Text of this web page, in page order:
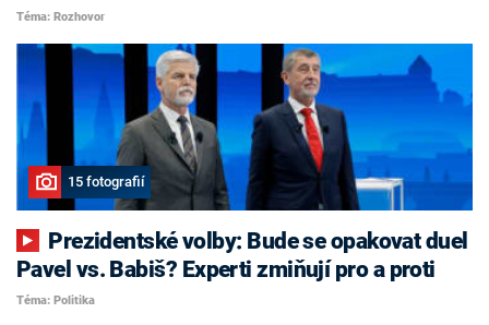
Téma: Rozhovor
15 fotografií
Pavel vs. Babiš? Experti zmiňují pro a proti
Téma: Politika